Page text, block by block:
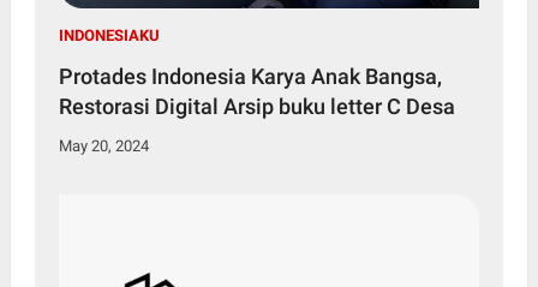
INDONESIAKU
Protades Indonesia Karya Anak Bangsa,
Restorasi Digital Arsip buku letter C Desa
May 20, 2024